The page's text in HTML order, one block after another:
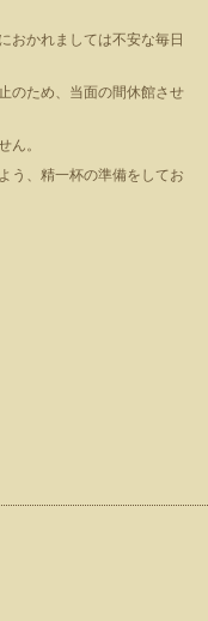
おかれましては不安な毎日
のため、当面の間休館させ
ん。
う、精一杯の準備をしてお